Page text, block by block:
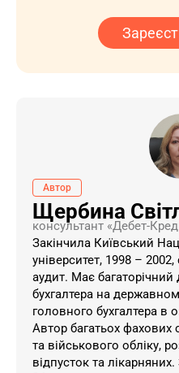
Автор
Щербина
консультант «Дебет-
Закінчила Київський
університет, 1998 –
аудит. Має багаторічний
бухгалтера на
головного бухгалтера в
Автор багатьох фахових
та військового обліку,
відпусток та